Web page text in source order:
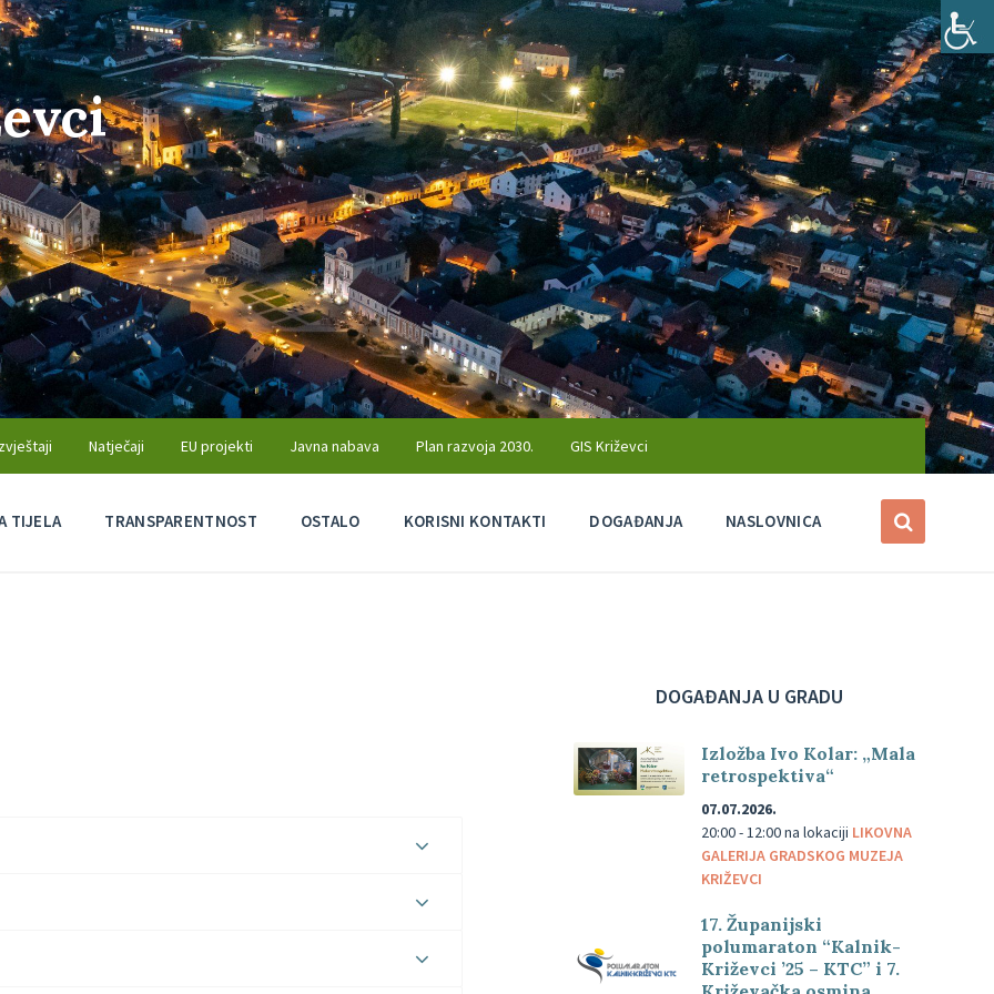
Natječaji EU projekti Javna nabava Plan razvoja 2030. GIS Križevci
TIJELA TRANSPARENTNOST OSTALO KORISNI KONTAKTI DOGAĐANJA NASLOVNICA
DOGAĐANJA U GRADU
Izložba Ivo Kolar: „Mala
retrospektiva“
07.07.2026.
20:00 - 12:00na lokaciji LIKOVNA
GALERIJA GRADSKOG MUZEJA
KRIŽEVCI
17. Županijski
polumaraton “Kalnik-
Križevci ’25 – KTC” i 7.